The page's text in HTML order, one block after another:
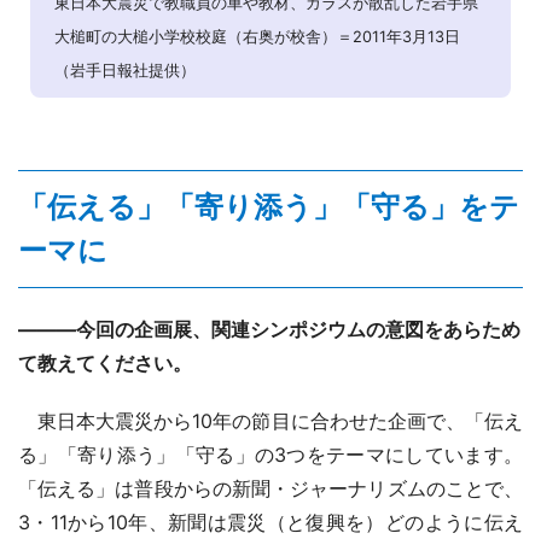
大槌町の大槌小学校校庭（右奥が校舎）＝2011年3月13日
（岩手日報社提供）
「伝える」「寄り添う」「守る」をテ
ーマに
―――今回の企画展、関連シンポジウムの意図をあらため
て教えてください。
東日本大震災から10年の節目に合わせた企画で、「伝え
る」「寄り添う」「守る」の3つをテーマにしています。
「伝える」は普段からの新聞・ジャーナリズムのことで、
3・11から10年、新聞は震災（と復興を）どのように伝え